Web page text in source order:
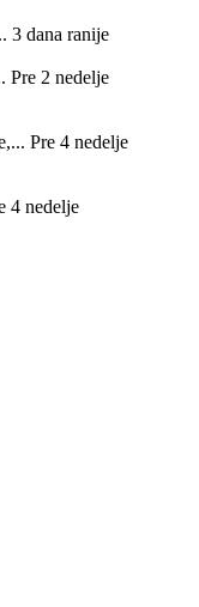
3 dana ranije
Pre 2 nedelje
Pre 4 nedelje
4 nedelje